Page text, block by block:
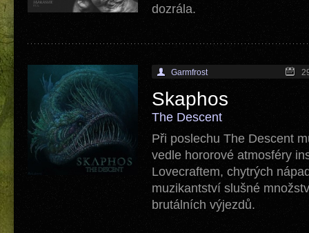
dozrála.
Garmfrost
Skaphos
The Descent
Při poslechu The Descent
vedle hororové atmosféry
Lovecraftem, chytrých
muzikantství slušné
brutálních výjezdů.